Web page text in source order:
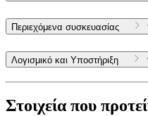
Περιεχόμενα συσκευασίας
Λογισμικό και Υποστήριξη
Στοιχεία που